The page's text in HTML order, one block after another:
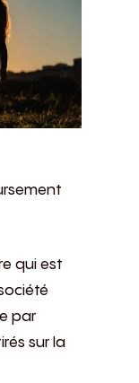
qui est
par
sur la